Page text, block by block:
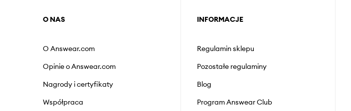
O NAS
O Answear.com
Opinie o Answear.com
Nagrody i certyfikaty
Współpraca
INFORMACJE
Regulamin sklepu
Pozostałe regulaminy
Blog
Program Answear Club